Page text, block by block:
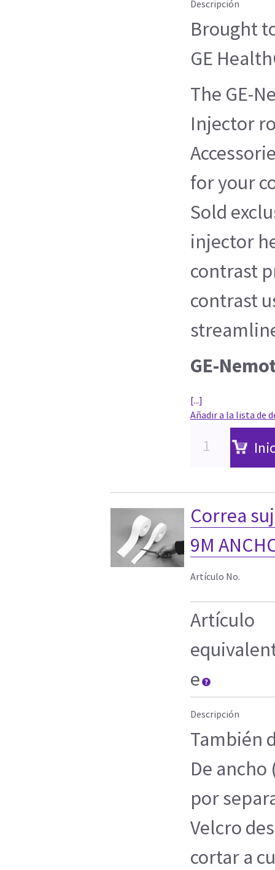
Descripción
Brought
GE
The GE-
Injector
for your
Sold
injector
contrast
contrast
GE-
[...]
Añadir a la lista de
Correa
9M
Artículo No.
Artículo
e
Descripción
También
De ancho
por
Velcro
cortar a